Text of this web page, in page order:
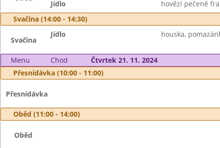
Jídlo
hovězí pečeně
Svačina (14:00 - 14:30)
Svačina
Jídlo houska,
Menu Chod
Čtvrtek 21. 11. 2024
Přesnídávka (10:00 - 11:00)
Přesnídávka
Oběd (11:00 - 14:00)
Oběd